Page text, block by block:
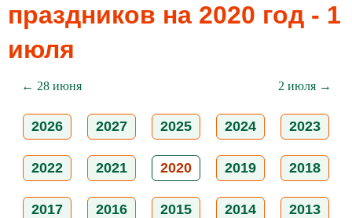
праздников на 2020 год - 1
июля
← 28 июня 2 июля →
2026 2027 2025 2024 2023
2022 2021 2020 2019 2018
2017 2016 2015 2014 2013